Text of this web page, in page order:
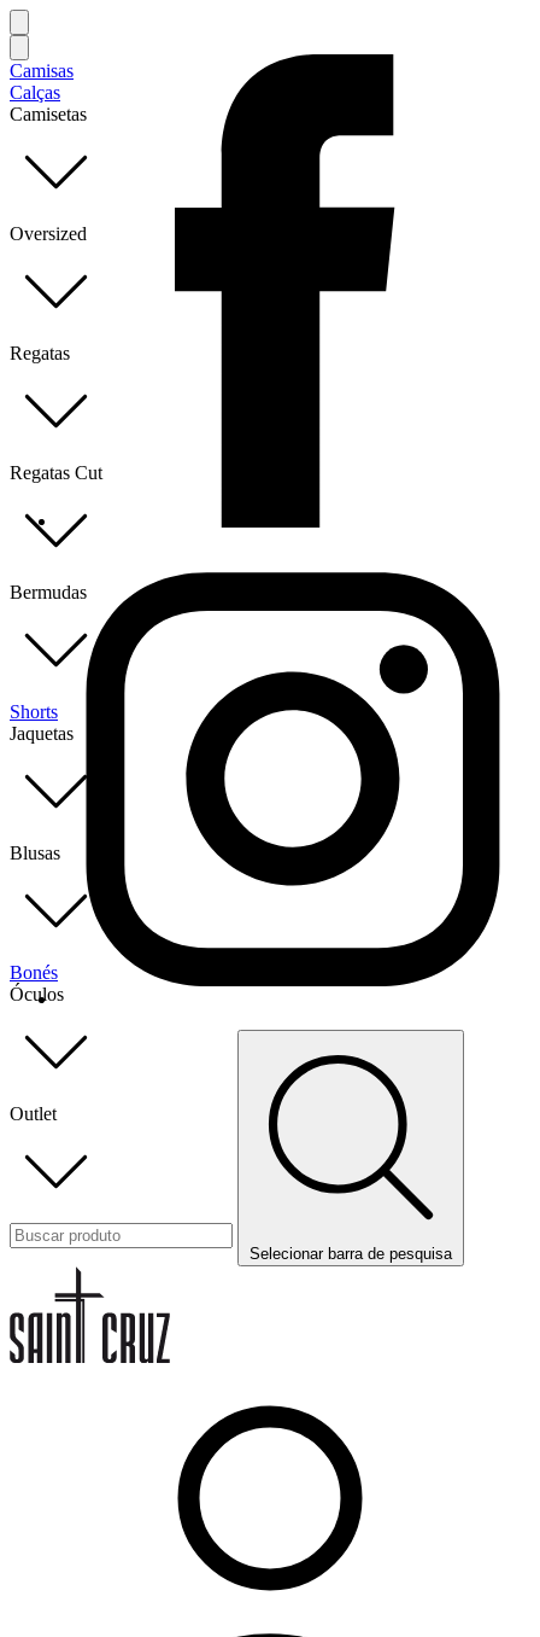
Camisas
Calças
Camisetas
Oversized
Regatas
Regatas Cut
Bermudas
Shorts
Jaquetas
Blusas
Bonés
Óculos
Outlet
Selecionar barra de pesquisa